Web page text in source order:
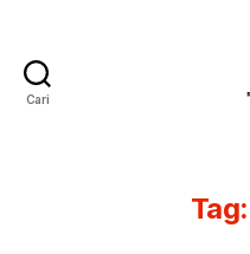
Cari
Tag: